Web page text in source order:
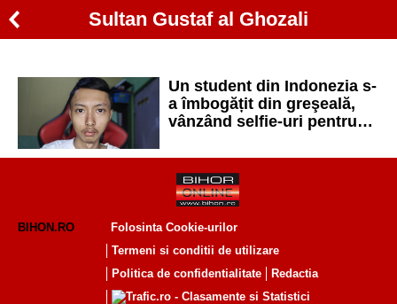
Sultan Gustaf al Ghozali
Un student din Indonezia s-
a îmbogățit din greşeală,
vânzând selfie-uri pentru
BIHON.RO
Folosinta Cookie-urilor
Termeni si conditii de utilizare
Politica de confidentialitate
Redactia